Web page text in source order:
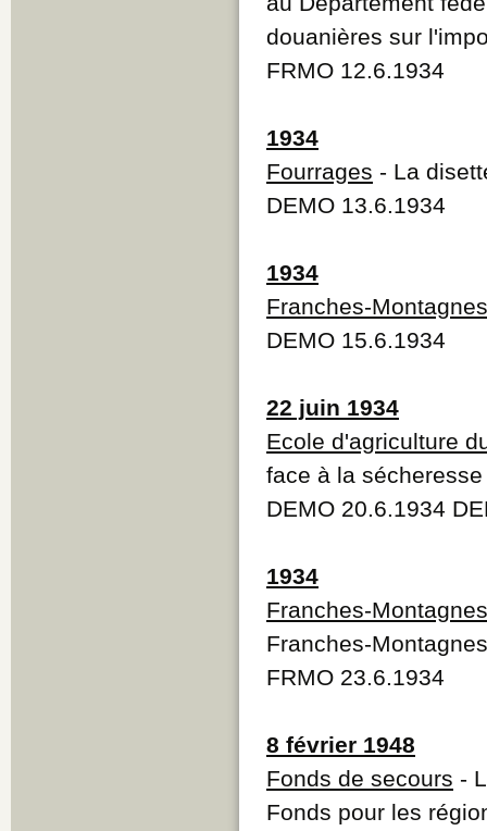
douanières sur
FRMO 12.6.1934
1934
Fourrages - La
DEMO 13.6.1934
1934
Franches-Montagnes
DEMO 15.6.1934
22 juin 1934
Ecole d'agriculture
face à la sécheresse
DEMO 20.6.1934
1934
Franches-Montagnes
Franches-Montagnes
FRMO 23.6.1934
8 février 1948
Fonds de secours -
Fonds pour les